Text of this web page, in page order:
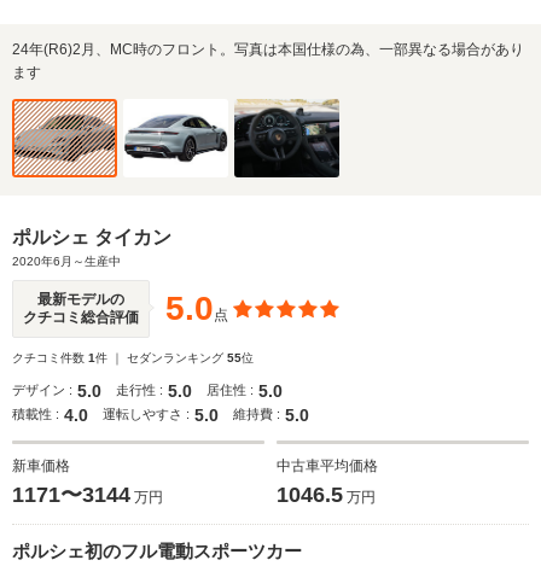
24年(R6)2月、MC時のフロント。写真は本国仕様の為、一部異なる場合があり
ます
ポルシェ タイカン
2020年6月～生産中
最新モデルの
クチコミ総合評価
5.0点
クチコミ件数 1件 ｜ セダンランキング 55位
デザイン : 5.0 走行性 : 5.0 居住性 : 5.0
積載性 : 4.0 運転しやすさ : 5.0 維持費 : 5.0
新車価格
1171〜3144 万円
中古車平均価格
1046.5 万円
ポルシェ初のフル電動スポーツカー